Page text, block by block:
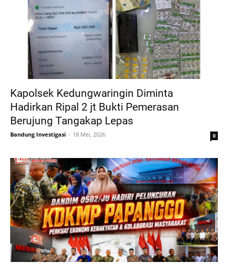
Kapolsek Kedungwaringin Diminta
Hadirkan Ripal 2 jt Bukti Pemerasan
Berujung Tangakap Lepas
Bandung Investigasi 18 Mei, 2026 0